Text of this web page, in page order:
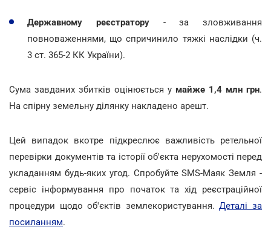
Державному реєстратору- за зловживання
повноваженнями, що спричинило тяжкі наслідки (ч.
3 ст. 365-2 КК України).
Сума завданих збитків оцінюється у майже 1,4 млн грн.
На спірну земельну ділянку накладено арешт.
Цей випадок вкотре підкреслює важливість ретельної
перевірки документів та історії об'єкта нерухомості перед
укладанням будь-яких угод. Спробуйте SMS-Маяк Земля -
сервіс інформування про початок та хід реєстраційної
процедури щодо об'єктів землекористування.Деталі за
посиланням.